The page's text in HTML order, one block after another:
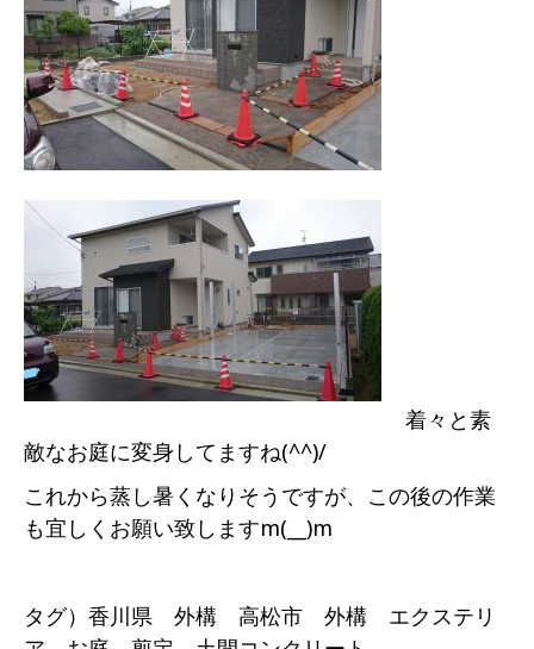
着々と素
敵なお庭に変身してますね(^^)/
これから蒸し暑くなりそうですが、この後の作業
も宜しくお願い致しますm(__)m
タグ）香川県 外構 高松市 外構 エクステリ